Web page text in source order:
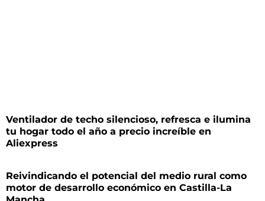
Ventilador de techo silencioso, refresca e ilumina
tu hogar todo el año a precio increíble en
Aliexpress
Reivindicando el potencial del medio rural como
motor de desarrollo económico en Castilla-La